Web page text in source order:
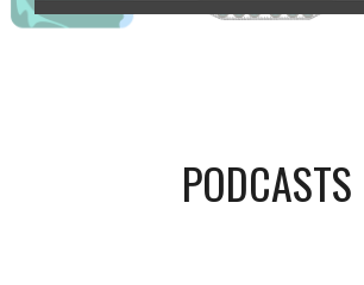
PODCASTS